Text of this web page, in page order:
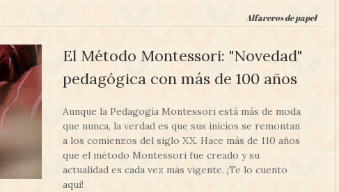
Alfareros de papel
El Método Montessori: "Novedad"
pedagógica con más de 100 años
Aunque la Pedagogía Montessori está más de moda
que nunca, la verdad es que sus inicios se remontan
a los comienzos del siglo XX. Hace más de 110 años
que el método Montessori fue creado y su
actualidad es cada vez más vigente. ¡Te lo cuento
aquí!